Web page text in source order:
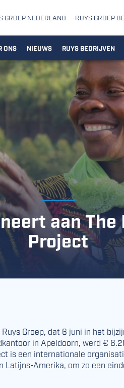
GROEP NEDERLAND RUYS GROEP
ONS NIEUWS RUYS BEDRIJVEN
aan The
Project
Groep, dat 6 juni in het
in Apeldoorn, werd €
is een internationale
Latijns-Amerika, om zo een